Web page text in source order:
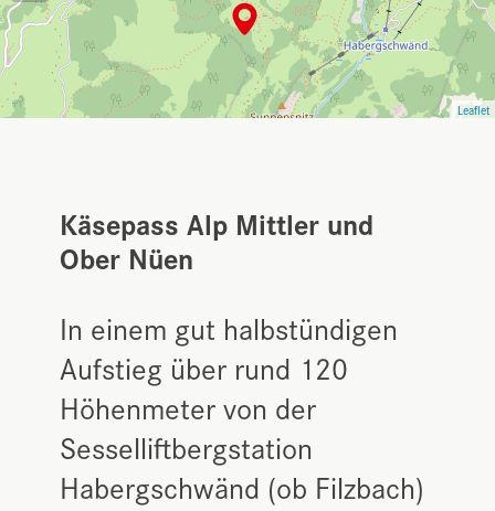
Leaflet
Käsepass Alp Mittler und
Ober Nüen
In einem gut halbstündigen
Aufstieg über rund 120
Höhenmeter von der
Sesselliftbergstation
Habergschwänd (ob Filzbach)